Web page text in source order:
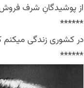
از پوشیدگانِ شرف فروش
******
در کشوری زندگی
******